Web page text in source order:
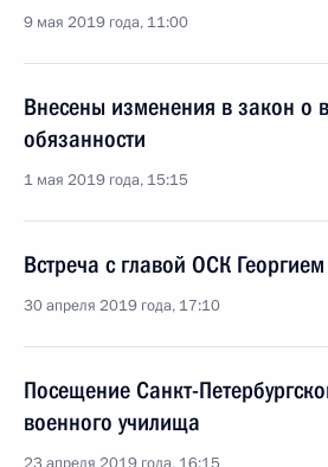
9 мая 2019 года, 11:00
Внесены изменения в закон о
обязанности
1 мая 2019 года, 15:15
Встреча с главой ОСК
30 апреля 2019 года, 17:10
Посещение Санкт-
военного училища